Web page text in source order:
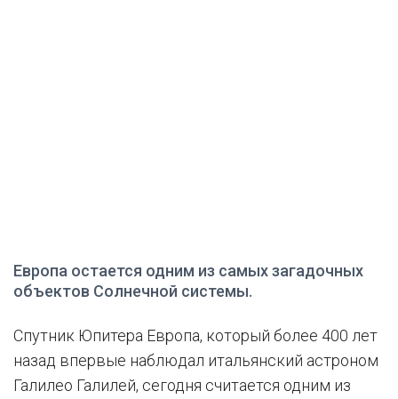
Европа остается одним из самых загадочных
объектов Солнечной системы.
Спутник Юпитера Европа, который более 400 лет
назад впервые наблюдал итальянский астроном
Галилео Галилей, сегодня считается одним из